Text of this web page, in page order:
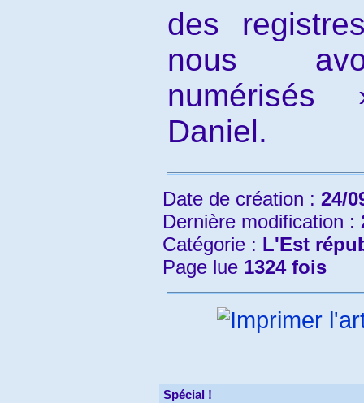
des
nous
Daniel.
Date de création : 24/
Dernière modification :
Catégorie : L'Est
Page lue 1324 fois
Spécial !